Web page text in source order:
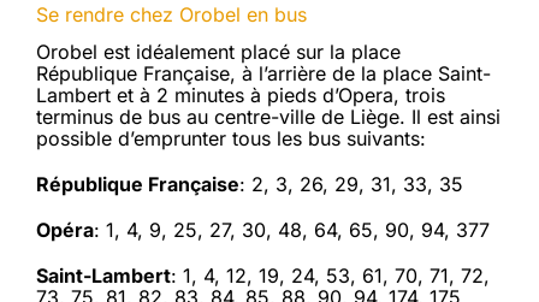
Se rendre chez Orobel en bus
Orobel est idéalement placé sur la place
République Française, à l’arrière de la place Saint-
Lambert et à 2 minutes à pieds d’Opera, trois
terminus de bus au centre-ville de Liège. Il est ainsi
possible d’emprunter tous les bus suivants:
République Française: 2, 3, 26, 29, 31, 33, 35
Opéra: 1, 4, 9, 25, 27, 30, 48, 64, 65, 90, 94, 377
Saint-Lambert: 1, 4, 12, 19, 24, 53, 61, 70, 71, 72,
73, 75, 81, 82, 83, 84, 85, 88, 90, 94, 174, 175